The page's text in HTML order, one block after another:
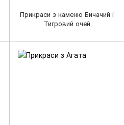
Прикраси з каменю Бичачий і
Тигровий очей